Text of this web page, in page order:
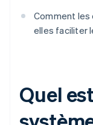
Comment
elles faciliter
Quel